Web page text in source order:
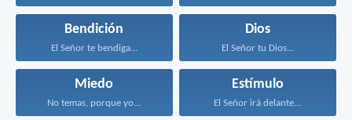
Bendición
El Señor te bendiga...
Dios
El Señor tu Dios...
Miedo
No temas, porque yo...
Estímulo
El Señor irá delante...